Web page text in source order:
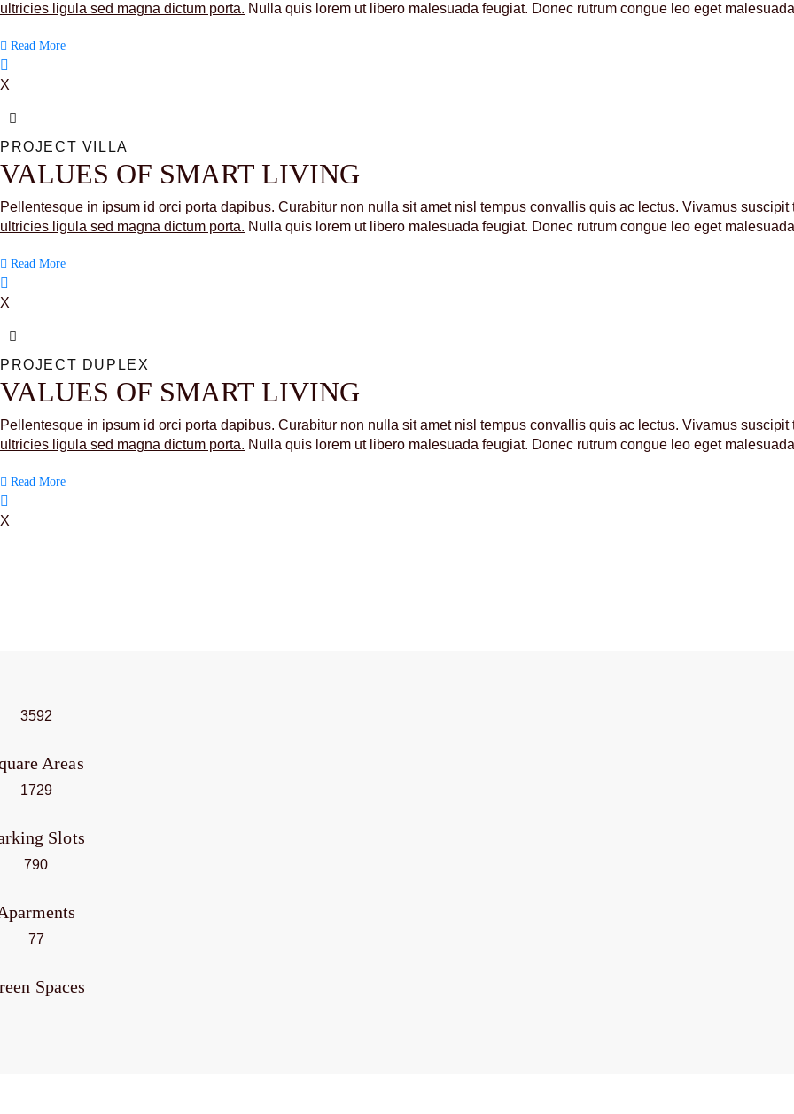
ultricies ligula sed magna dictum porta. Nulla quis lorem ut libero malesuada feugiat. Donec rutrum congue leo eget
Read More
X
PROJECT VILLA
VALUES OF SMART LIVING
Pellentesque in ipsum id orci porta dapibus. Curabitur non nulla sit amet nisl tempus convallis quis ac lectus. Vivamus
ultricies ligula sed magna dictum porta. Nulla quis lorem ut libero malesuada feugiat. Donec rutrum congue leo eget
Read More
X
PROJECT DUPLEX
VALUES OF SMART LIVING
Pellentesque in ipsum id orci porta dapibus. Curabitur non nulla sit amet nisl tempus convallis quis ac lectus. Vivamus
ultricies ligula sed magna dictum porta. Nulla quis lorem ut libero malesuada feugiat. Donec rutrum congue leo eget
Read More
X
3592
Areas
1729
Slots
790
77
Spaces